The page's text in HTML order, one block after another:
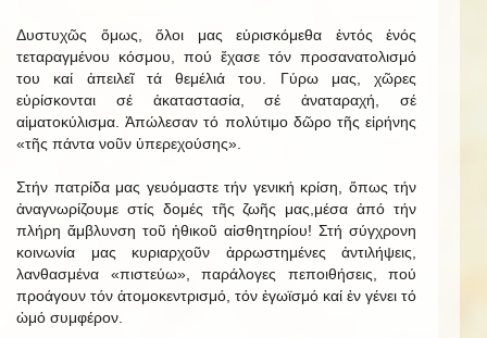
Δυστυχῶς ὅμως, ὅλοι μας εὑρισκόμεθα ἐντός ἑνός
τεταραγμένου κόσμου, πού ἔχασε τόν προσανατολισμό
του καί ἀπειλεῖ τά θεμέλιά του. Γύρω μας, χῶρες
εὑρίσκονται σέ ἀκαταστασία, σέ ἀναταραχή, σέ
αἱματοκύλισμα. Ἀπώλεσαν τό πολύτιμο δῶρο τῆς εἰρήνης
«τῆς πάντα νοῦν ὑπερεχούσης».
Στήν πατρίδα μας γευόμαστε τήν γενική κρίση, ὅπως τήν
ἀναγνωρίζουμε στίς δομές τῆς ζωῆς μας,μέσα ἀπό τήν
πλήρη ἄμβλυνση τοῦ ἠθικοῦ αἰσθητηρίου! Στή σύγχρονη
κοινωνία μας κυριαρχοῦν ἀρρωστημένες ἀντιλήψεις,
λανθασμένα «πιστεύω», παράλογες πεποιθήσεις, πού
προάγουν τόν ἀτομοκεντρισμό, τόν ἐγωϊσμό καί ἐν γένει τό
ὠμό συμφέρον.